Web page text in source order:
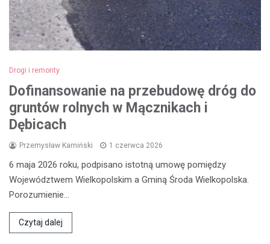
Drogi i remonty
Dofinansowanie na przebudowę dróg do
gruntów rolnych w Mącznikach i
Dębicach
Przemysław Kamiński 1 czerwca 2026
6 maja 2026 roku, podpisano istotną umowę pomiędzy
Województwem Wielkopolskim a Gminą Środa Wielkopolska.
Porozumienie…
Czytaj dalej